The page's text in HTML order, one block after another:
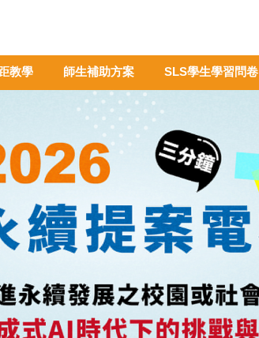
教學 師生補助方案 SLS學生學習問卷